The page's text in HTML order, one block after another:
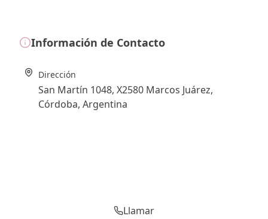
Información de Contacto
Dirección
San Martín 1048, X2580 Marcos Juárez,
Córdoba, Argentina
Llamar